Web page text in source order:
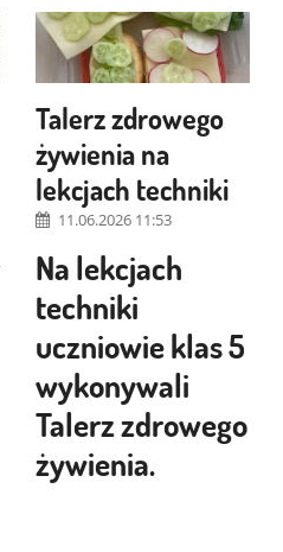
Talerz zdrowego
żywienia na
lekcjach techniki
11.06.2026 11:53
Na lekcjach
techniki
uczniowie klas 5
wykonywali
Talerz zdrowego
żywienia.